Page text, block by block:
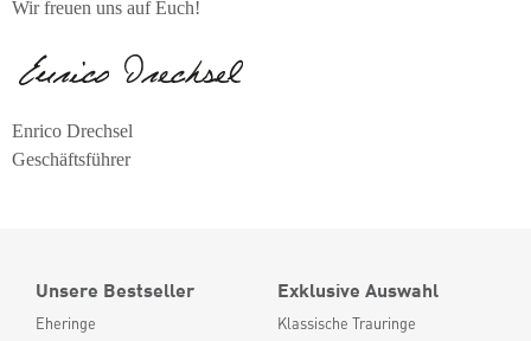
Wir freuen uns auf Euch!
Enrico Drechsel
Geschäftsführer
Unsere Bestseller
Eheringe
Exklusive Auswahl
Klassische Trauringe